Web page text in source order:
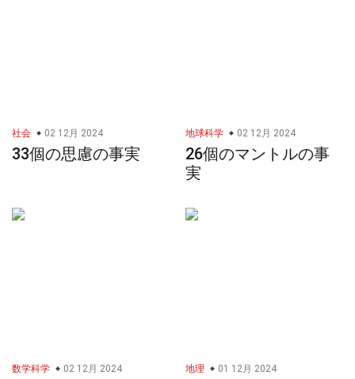
社会 02 12月 2024
33個の思慮の事実
地球科学 02 12月 2024
26個のマントルの事
実
数学科学 02 12月 2024 地理 01 12月 2024